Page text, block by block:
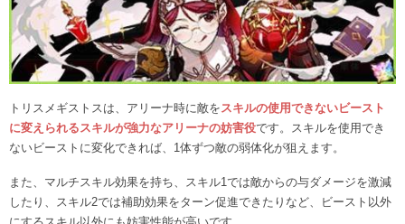
トリスメギストスは、アリーナ時に敵を スキルの使用できないビースト
に変えられるスキルが強力なアリーナの妨害役です。スキルを使用でき
ないビーストに変化できれば、1体ずつ敵の弱体化が狙えます。
また、マルチスキル効果を持ち、スキル1では敵からの与ダメージを激減
したり、スキル2では補助効果をターン促進できたりなど、ビースト以外
にするスキル以外にも妨害性能が高いです。